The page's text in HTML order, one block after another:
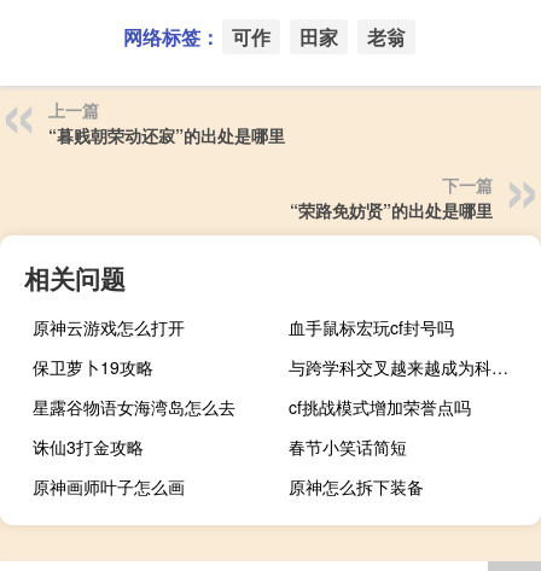
网络标签： 可作 田家 老翁
上一篇
“暮贱朝荣动还寂”的出处是哪里
下一篇
“荣路免妨贤”的出处是哪里
相关问题
原神云游戏怎么打开
血手鼠标宏玩cf封号吗
保卫萝卜19攻略
与跨学科交叉越来越成为科学研究的重要特征
星露谷物语女海湾岛怎么去
cf挑战模式增加荣誉点吗
诛仙3打金攻略
春节小笑话简短
原神画师叶子怎么画
原神怎么拆下装备